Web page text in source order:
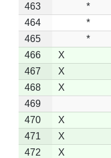
463
*
464
*
465
*
466
X
467
X
468
X
469
470
X
471
X
472
X